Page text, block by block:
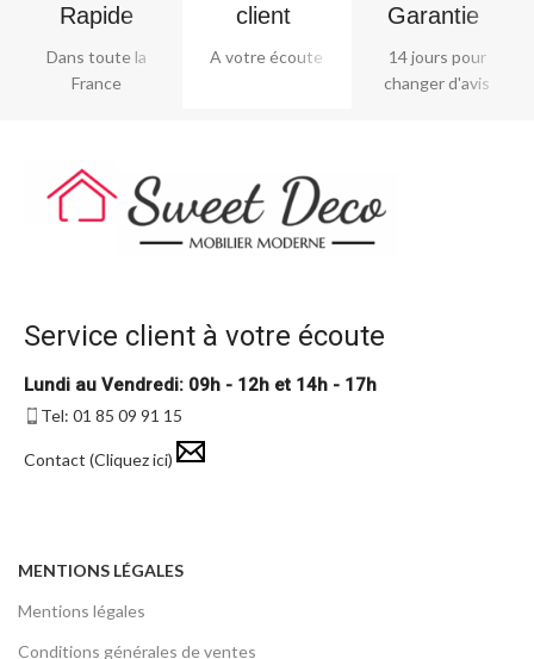
Rapide
Dans toute la
France
client ​
A votre écoute
Garantie ​
14 jours pour
changer d'avis
Service client à votre écoute
Lundi au Vendredi: 09h - 12h et 14h - 17h
Tel: 01 85 09 91 15
Contact (Cliquez ici)
MENTIONS LÉGALES
Mentions légales
Conditions générales de ventes